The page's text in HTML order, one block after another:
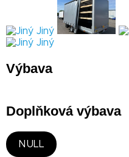
Výbava
Doplňková výbava
NULL